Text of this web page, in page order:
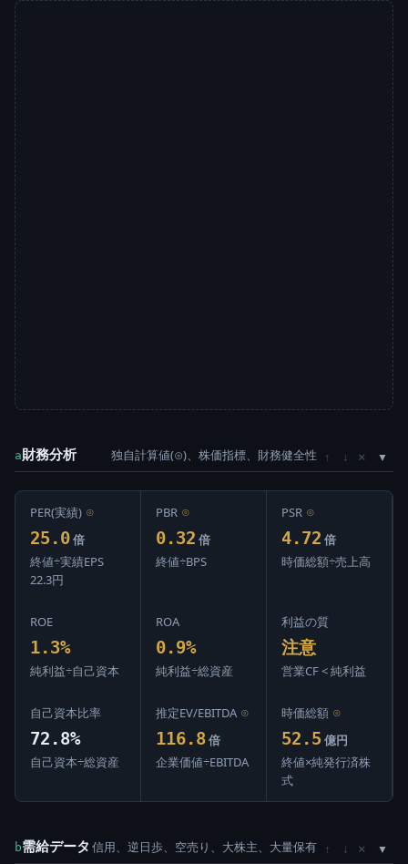
a財務分析 独自計算値(⊙)、株価指標、財務健全性 ↑ ↓ ×
PER(実績) ⊙
25.0 倍
終値÷実績EPS
22.3円
PBR ⊙
0.32 倍
終値÷BPS
PSR ⊙
4.72 倍
時価総額÷売上高
ROE
1.3%
純利益÷自己資本
ROA
0.9%
純利益÷総資産
利益の質
注意
営業CF < 純利益
自己資本比率
72.8%
自己資本÷総資産
推定EV/EBITDA ⊙
116.8 倍
企業価値÷EBITDA
時価総額 ⊙
52.5 億円
終値×純発行済株
式
b需給データ 信用、逆日歩、空売り、大株主、大量保有 ↑ ↓ ×